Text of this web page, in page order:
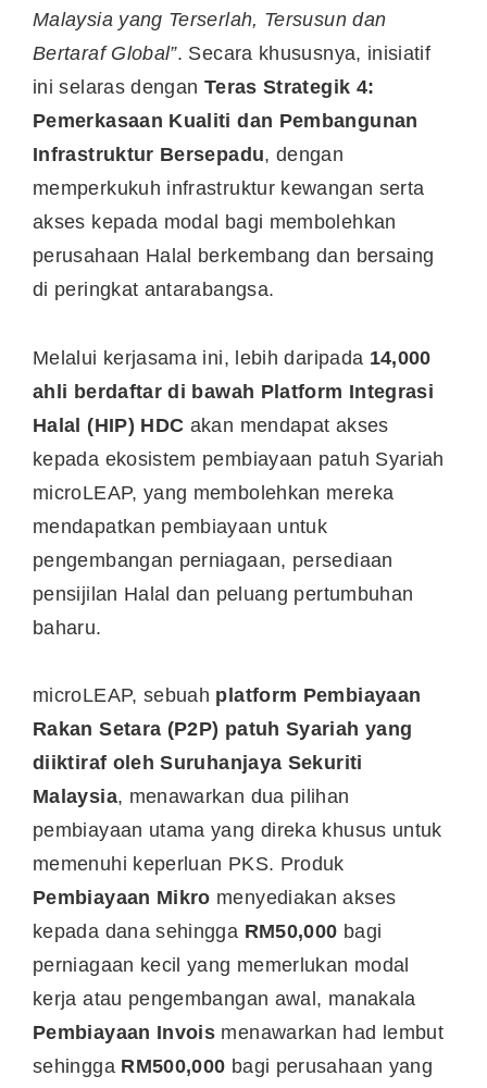
Malaysia yang Terserlah, Tersusun dan
Bertaraf Global”. Secara khususnya, inisiatif
ini selaras dengan Teras Strategik 4:
Pemerkasaan Kualiti dan Pembangunan
Infrastruktur Bersepadu, dengan
memperkukuh infrastruktur kewangan serta
akses kepada modal bagi membolehkan
perusahaan Halal berkembang dan bersaing
di peringkat antarabangsa.
Melalui kerjasama ini, lebih daripada 14,000
ahli berdaftar di bawah Platform Integrasi
Halal (HIP) HDC akan mendapat akses
kepada ekosistem pembiayaan patuh Syariah
microLEAP, yang membolehkan mereka
mendapatkan pembiayaan untuk
pengembangan perniagaan, persediaan
pensijilan Halal dan peluang pertumbuhan
baharu.
microLEAP, sebuah platform Pembiayaan
Rakan Setara (P2P) patuh Syariah yang
diiktiraf oleh Suruhanjaya Sekuriti
Malaysia, menawarkan dua pilihan
pembiayaan utama yang direka khusus untuk
memenuhi keperluan PKS. Produk
Pembiayaan Mikro menyediakan akses
kepada dana sehingga RM50,000 bagi
perniagaan kecil yang memerlukan modal
kerja atau pengembangan awal, manakala
Pembiayaan Invois menawarkan had lembut
sehingga RM500,000 bagi perusahaan yang